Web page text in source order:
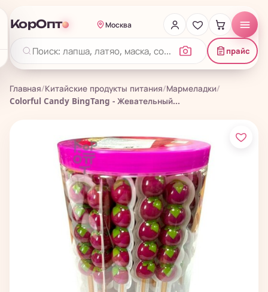
КорОпт Москва
прайс
Главная/Китайские продукты питания/Мармеладки/
Colorful Candy BingTang - Жевательный...